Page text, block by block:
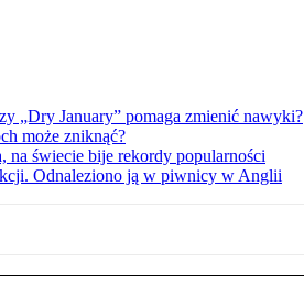
„Dry January” pomaga zmienić nawyki?
może zniknąć?
na świecie bije rekordy popularności
Odnaleziono ją w piwnicy w Anglii